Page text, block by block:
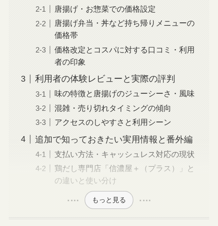
唐揚げ・お惣菜での価格設定
唐揚げ弁当・丼など持ち帰りメニューの
価格帯
価格改定とコスパに対する口コミ・利用
者の印象
利用者の体験レビューと実際の評判
味の特徴と唐揚げのジューシーさ・風味
混雑・売り切れタイミングの傾向
アクセスのしやすさと利用シーン
追加で知っておきたい実用情報と番外編
支払い方法・キャッシュレス対応の現状
鶏だし専門店「信濃屋＋（プラス）」と
の違いと使い分け
もっと見る